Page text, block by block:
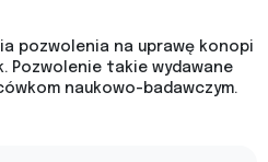
pozwolenia na uprawę konopi
Pozwolenie takie wydawane
naukowo-badawczym.